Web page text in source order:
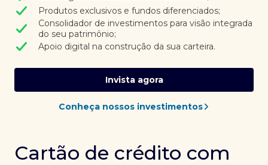
Produtos exclusivos e fundos diferenciados;
Consolidador de investimentos para visão integrada
do seu patrimônio;
Apoio digital na construção da sua carteira.
Invista agora
Conheça nossos investimentos
Cartão de crédito com